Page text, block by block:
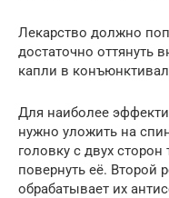
Лекарство должно
достаточно оттянуть
капли в
Для наиболее
нужно уложить на
головку с двух
повернуть её. Второй
обрабатывает их